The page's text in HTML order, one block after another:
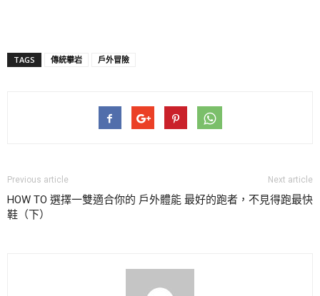
TAGS 傳統攀岩 戶外冒險
Previous article
HOW TO 選擇一雙適合你的 戶外
鞋（下）
Next article
體能 最好的跑者，不見得跑最快